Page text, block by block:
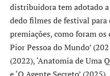
distribuidora tem adotado
dedo filmes de festival
premiações, como foram os
Pior Pessoa do Mundo’
(2022), ‘Anatomia de Uma